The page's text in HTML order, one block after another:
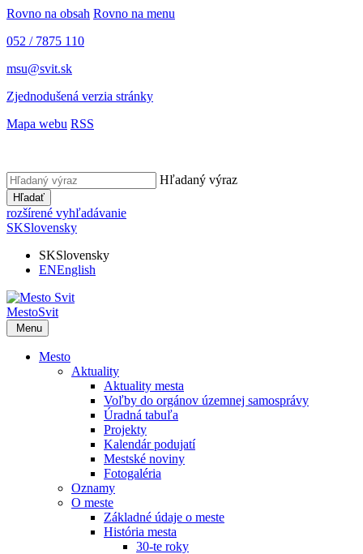
Rovno na obsah Rovno na menu
052 / 7875 110
msu@svit.sk
Zjednodušená verzia stránky
Mapa webu RSS
Hľadaný výraz
Hľadať
rozšírené vyhľadávanie
SKSlovensky
SKSlovensky
ENEnglish
MestoSvit
Menu
Mesto
Aktuality
Aktuality mesta
Voľby do orgánov územnej samosprávy
Úradná tabuľa
Projekty
Kalendár podujatí
Mestské noviny
Fotogaléria
Oznamy
O meste
Základné údaje o meste
História mesta
30-te roky